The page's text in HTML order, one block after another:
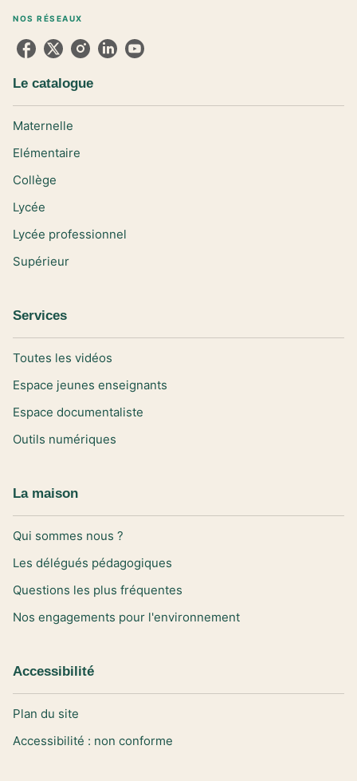
NOS RÉSEAUX
Le catalogue
Maternelle
Elémentaire
Collège
Lycée
Lycée professionnel
Supérieur
Services
Toutes les vidéos
Espace jeunes enseignants
Espace documentaliste
Outils numériques
La maison
Qui sommes nous ?
Les délégués pédagogiques
Questions les plus fréquentes
Nos engagements pour l'environnement
Accessibilité
Plan du site
Accessibilité : non conforme